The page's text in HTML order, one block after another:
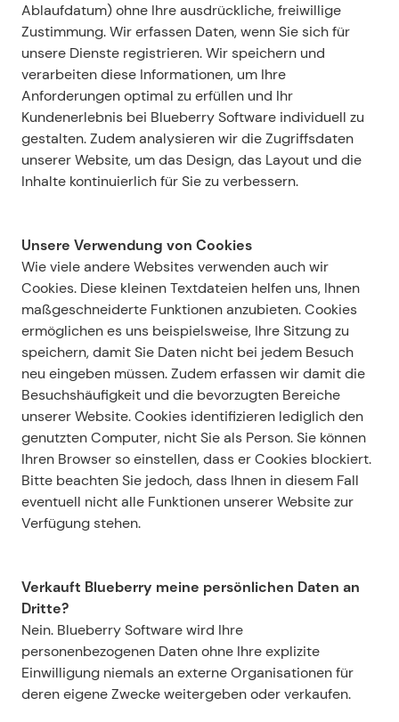
Ablaufdatum) ohne Ihre ausdrückliche, freiwillige
Zustimmung. Wir erfassen Daten, wenn Sie sich für
unsere Dienste registrieren. Wir speichern und
verarbeiten diese Informationen, um Ihre
Anforderungen optimal zu erfüllen und Ihr
Kundenerlebnis bei Blueberry Software individuell zu
gestalten. Zudem analysieren wir die Zugriffsdaten
unserer Website, um das Design, das Layout und die
Inhalte kontinuierlich für Sie zu verbessern.
Unsere Verwendung von Cookies
Wie viele andere Websites verwenden auch wir
Cookies. Diese kleinen Textdateien helfen uns, Ihnen
maßgeschneiderte Funktionen anzubieten. Cookies
ermöglichen es uns beispielsweise, Ihre Sitzung zu
speichern, damit Sie Daten nicht bei jedem Besuch
neu eingeben müssen. Zudem erfassen wir damit die
Besuchshäufigkeit und die bevorzugten Bereiche
unserer Website. Cookies identifizieren lediglich den
genutzten Computer, nicht Sie als Person. Sie können
Ihren Browser so einstellen, dass er Cookies blockiert.
Bitte beachten Sie jedoch, dass Ihnen in diesem Fall
eventuell nicht alle Funktionen unserer Website zur
Verfügung stehen.
Verkauft Blueberry meine persönlichen Daten an
Dritte?
Nein. Blueberry Software wird Ihre
personenbezogenen Daten ohne Ihre explizite
Einwilligung niemals an externe Organisationen für
deren eigene Zwecke weitergeben oder verkaufen.